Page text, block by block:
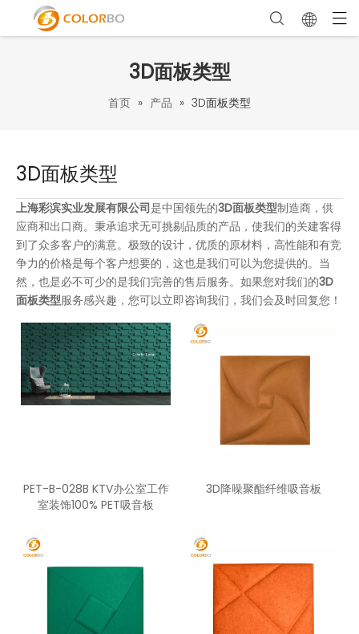
3D面板类型
首页 » 产品 » 3D面板类型
3D面板类型
上海彩滨实业发展有限公司是中国领先的3D面板类型制造商，供
应商和出口商。秉承追求无可挑剔品质的产品，使我们的关建客得
到了众多客户的满意。极致的设计，优质的原材料，高性能和有竞
争力的价格是每个客户想要的，这也是我们可以为您提供的。当
然，也是必不可少的是我们完善的售后服务。如果您对我们的3D
面板类型服务感兴趣，您可以立即咨询我们，我们会及时回复您！
PET-B-028B KTV办公室工作
室装饰100% PET吸音板
3D降噪聚酯纤维吸音板